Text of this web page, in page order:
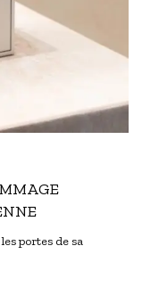
portes de sa